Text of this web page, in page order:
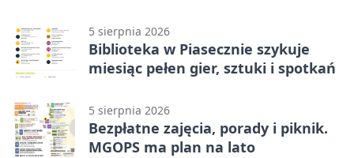
5 sierpnia 2026
Biblioteka w Piasecznie szykuje
miesiąc pełen gier, sztuki i spotkań
5 sierpnia 2026
Bezpłatne zajęcia, porady i piknik.
MGOPS ma plan na lato